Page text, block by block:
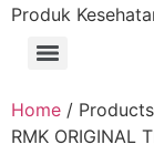
Produk
Home / Products
RMK ORIGINAL